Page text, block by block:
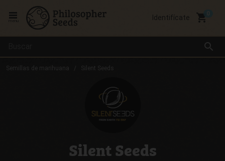
search
Identifícate local_grocery_store
Semillas de marihuana Silent Seeds
Silent Seeds